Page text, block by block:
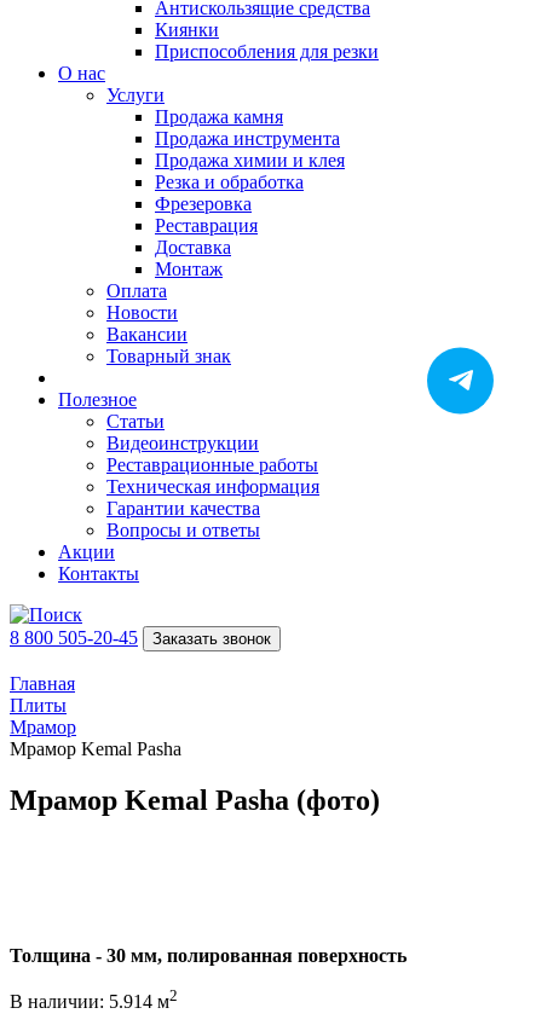
Антискользящие средства
Киянки
Приспособления для резки
О нас
Услуги
Продажа камня
Продажа инструмента
Продажа химии и клея
Резка и обработка
Фрезеровка
Реставрация
Доставка
Монтаж
Оплата
Новости
Вакансии
Товарный знак
Полезное
Статьи
Видеоинструкции
Реставрационные работы
Техническая информация
Гарантии качества
Вопросы и ответы
Акции
Контакты
8 800 505-20-45 Заказать звонок
Главная
Плиты
Мрамор
Мрамор Kemal Pasha
Мрамор Kemal Pasha (фото)
Толщина - 30 мм, полированная поверхность
В наличии: 5.914 м2